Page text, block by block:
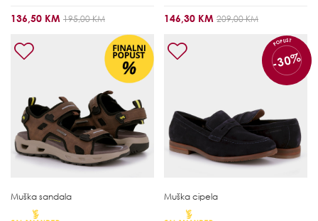
136,50 KM 195,00 KM 146,30 KM 209,00 KM
Muška sandala
POPUST
-30%
Muška cipela